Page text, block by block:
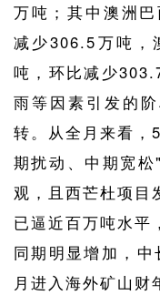
万吨；其中澳洲
减少306.5万吨，
吨，环比减少
雨等因素引发的
转。从全月来看，
期扰动、中期宽
观，且西芒杜项目
已逼近百万吨水平
同期明显增加，
月进入海外矿山财